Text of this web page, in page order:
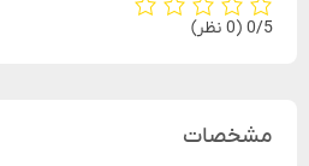
‫0/5 ‫(0 نظر)
مشخصات